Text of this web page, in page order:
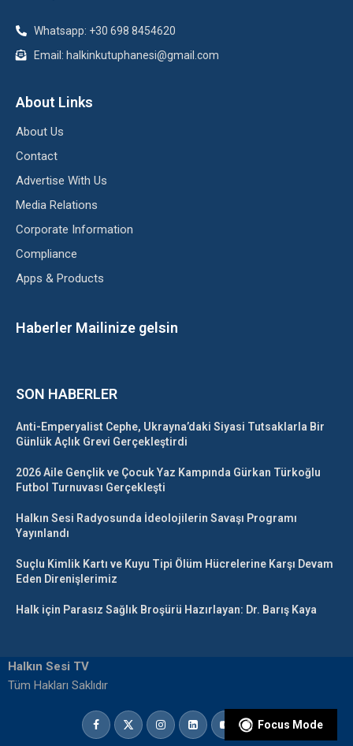
Whatsapp: +30 698 8454620
Email: halkinkutuphanesi@gmail.com
About Links
About Us
Contact
Advertise With Us
Media Relations
Corporate Information
Compliance
Apps & Products
Haberler Mailinize gelsin
SON HABERLER
Anti-Emperyalist Cephe, Ukrayna’daki Siyasi Tutsaklarla Bir
Günlük Açlık Grevi Gerçekleştirdi
2026 Aile Gençlik ve Çocuk Yaz Kampında Gürkan Türkoğlu
Futbol Turnuvası Gerçekleşti
Halkın Sesi Radyosunda İdeolojilerin Savaşı Programı
Yayınlandı
Suçlu Kimlik Kartı ve Kuyu Tipi Ölüm Hücrelerine Karşı Devam
Eden Direnişlerimiz
Halk için Parasız Sağlık Broşürü Hazırlayan: Dr. Barış Kaya
Halkın Sesi TV
Tüm Hakları Saklıdır
Focus Mode